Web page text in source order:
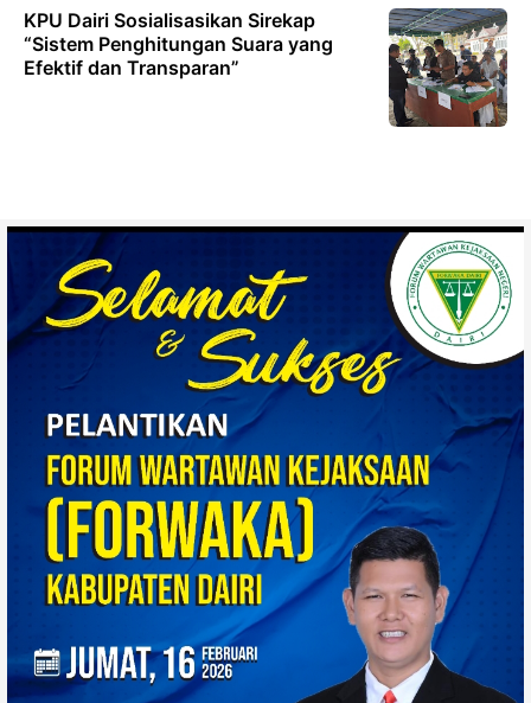
KPU Dairi Sosialisasikan Sirekap
“Sistem Penghitungan Suara yang
Efektif dan Transparan”